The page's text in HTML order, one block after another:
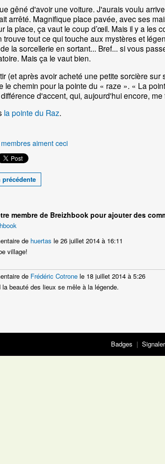
gêné d'avoir une voiture. J'aurais voulu
arrêté. Magnifique place pavée, avec ses
la place, ça vaut le coup d’œil. Mais il y a les
trouve tout ce qui touche aux mystères et
la sorcellerie en sortant... Bref... si vous
Mais ça le vaut bien.
(et après avoir acheté une petite sorcière sur
le chemin pour la pointe du « raze ». « La
d'accent, qui, aujourd'hui encore,
la pointe du Raz.
aiment ceci
précédente
membre de Breizhbook pour ajouter des
de huertas le 26 juillet 2014 à 16:11
village!
de Frédéric Cotrone le 18 juillet 2014 à 5:26
la beauté des lieux se mêle à la légende.
Badges |